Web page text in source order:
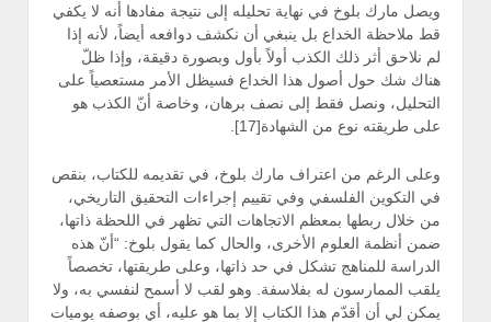
ويصل مارك بلوخ في نهاية تحليله إلى نتيجة مفادها أنه لا يكفي
قط ملاحظة الخداع بل ينبغي أن نكشف دوافعه أيضاً، لأنه إذا
لم نلاحق أثر ذلك الكذب أولاً بأول وبصورة دقيقة، وإذا ظلّ
هناك شك حول أصول هذا الخداع فسيظل الأمر مستعصياً على
التحليل، ونصل فقط إلى نصف برهان، وخاصة أنّ الكذب هو
على طريقته نوع من الشهادة[17].
وعلى الرغم من اعتراف مارك بلوخ، في تقديمه للكتاب، بنقص
في التكوين الفلسفي وفي تقييم إجراءات التحقيق التاريخي،
من خلال ربطها بمعظم الاتجاهات التي تظهر في اللحظة ذاتها،
ضمن أنظمة العلوم الأخرى، والحال كما يقول بلوخ: “أنّ هذه
الدراسة للمناهج تشكل في حد ذاتها، وعلى طريقتها، تخصصاً
يلقب الممارسون له بفلاسفة. وهو لقب لا أسمح لنفسي به، ولا
يمكن لي أن أقدّم هذا الكتاب إلا بما هو عليه، أي بوصفه يوميات